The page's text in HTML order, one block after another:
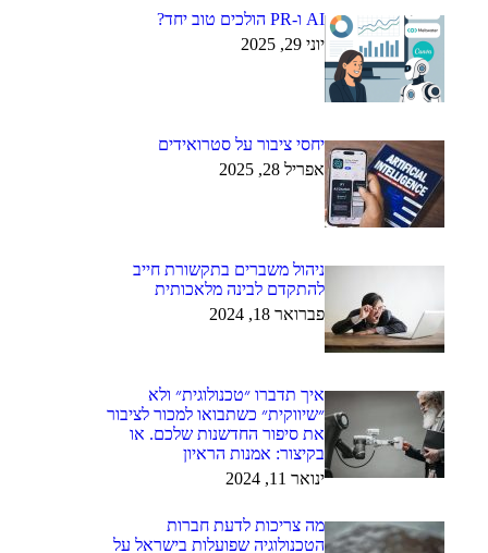
AI ו-PR הולכים טוב יחד?
יוני 29, 2025
יחסי ציבור על סטרואידים
אפריל 28, 2025
ניהול משברים בתקשורת חייב
להתקדם לבינה מלאכותית
פברואר 18, 2024
איך תדברו ״טכנולוגית״ ולא
״שיווקית״ כשתבואו למכור לציבור
את סיפור החדשנות שלכם. או
בקיצור: אמנות הראיון
ינואר 11, 2024
מה צריכות לדעת חברות
הטכנולוגיה שפועלות בישראל על